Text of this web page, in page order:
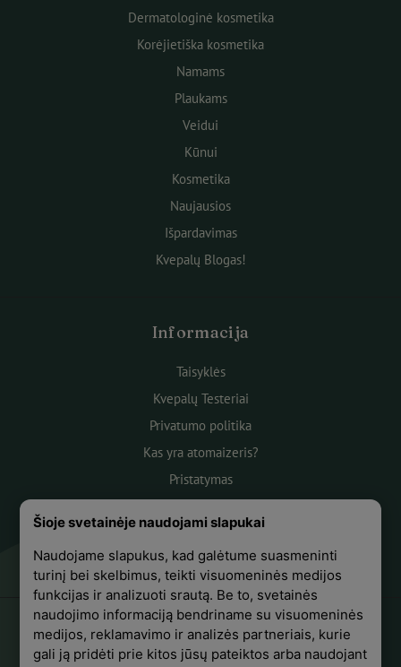
Dermatologinė kosmetika
Korėjietiška kosmetika
Namams
Plaukams
Veidui
Kūnui
Kosmetika
Naujausios
Išpardavimas
Kvepalų Blogas!
Informacija
Taisyklės
Kvepalų Testeriai
Privatumo politika
Kas yra atomaizeris?
Pristatymas
Apie mus
Atsiliepimai
+370 618 44441
Šioje svetainėje naudojami slapukai
Naudojame slapukus, kad galėtume suasmeninti
turinį bei skelbimus, teikti visuomeninės medijos
funkcijas ir analizuoti srautą. Be to, svetainės
naudojimo informaciją bendriname su visuomeninės
medijos, reklamavimo ir analizės partneriais, kurie
gali ją pridėti prie kitos jūsų pateiktos arba naudojant